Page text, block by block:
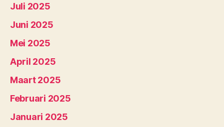
Juli 2025
Juni 2025
Mei 2025
April 2025
Maart 2025
Februari 2025
Januari 2025